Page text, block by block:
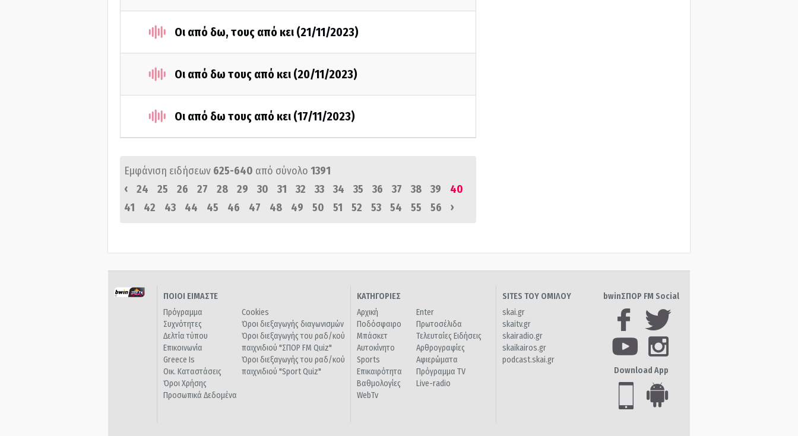
Οι από δω, τους από κει (21/11/2023)
Οι από δω τους από κει (20/11/2023)
Οι από δω τους από κει (17/11/2023)
Εμφάνιση ειδήσεων 625-640 από σύνολο 1391
‹
24 25 26 27 28 29 30 31 32 33 34 35 36 37 38 39
40
41
42 43 44 45 46 47 48 49 50 51 52 53 54 55 56 ›
ΠΟΙΟΙ ΕΙΜΑΣΤΕ
Πρόγραμμα
Συχνότητες
Δελτία τύπου
Επικοινωνία
Greece Is
Οικ. Καταστάσεις
Όροι Χρήσης
Προσωπικά Δεδομένα
Cookies
Όροι διεξαγωγής διαγωνισμών
Όροι διεξαγωγής του ραδ/κού
παιχνιδιού "ΣΠΟΡ FM Quiz"
Όροι διεξαγωγής του ραδ/κού
παιχνιδιού "Sport Quiz"
ΚΑΤΗΓΟΡΙΕΣ
Αρχική
Ποδόσφαιρο
Μπάσκετ
Αυτοκίνητο
Sports
Επικαιρότητα
Βαθμολογίες
WebTv
Enter
Πρωτοσέλιδα
Τελευταίες Ειδήσεις
Αρθρογραφίες
Αφιερώματα
Πρόγραμμα TV
Live-radio
SITES ΤΟΥ ΟΜΙΛΟΥ
skai.gr
skaitv.gr
skairadio.gr
skaikairos.gr
podcast.skai.gr
bwinΣΠΟΡ FM Social
Download App